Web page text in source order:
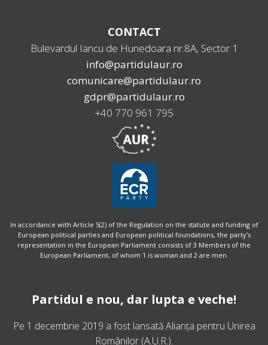
CONTACT
Bulevardul Iancu de Hunedoara nr.8A, Sector 1
info@partidulaur.ro
comunicare@partidulaur.ro
gdpr@partidulaur.ro
+40 770 961 795
In accordance with Article 5(2) of the Regulation on the statute and funding of
European political parties and European political foundations, the party’s
representation in the European Parliament consists of 3 Members of the
European Parliament, of whom 1 is woman and 2 are men.
Partidul e nou, dar lupta e veche!
Pe 1 decembrie 2019 a fost lansatăAlianța pentru Unirea
Românilor (A.U.R.).